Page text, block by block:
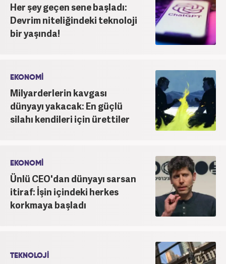
Her şey geçen sene başladı:
Devrim niteliğindeki teknoloji
bir yaşında!
EKONOMİ
Milyarderlerin kavgası
dünyayı yakacak: En güçlü
silahı kendileri için ürettiler
EKONOMİ
Ünlü CEO'dan dünyayı sarsan
itiraf: İşin içindeki herkes
korkmaya başladı
TEKNOLOJİ